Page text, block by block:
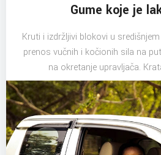
Gume koje je
Kruti i izdržljivi blokovi u
prenos vučnih i kočionih sila na
na okretanje upravljača.